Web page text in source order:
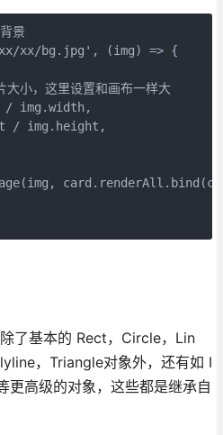
景
xx/bg.jpg', (img) => {
小，这里设置和画布一样大
img.width,
/ img.height,
了基本的 Rect，Circle，Lin
，Triangle对象外，还有如 I
高级的对象，这些都是继承自